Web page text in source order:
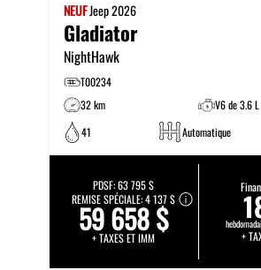
NEUFJeep2026
Gladiator
NightHawk
T00234
32 km
V6 de 3.6 L
41
Automatique
PDSF:63 795 $
REMISE SPÉCIALE:4 137 $
59 658 $
+ TAXES ET IMM +